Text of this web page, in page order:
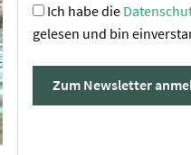
Ich habe die
gelesen und bin